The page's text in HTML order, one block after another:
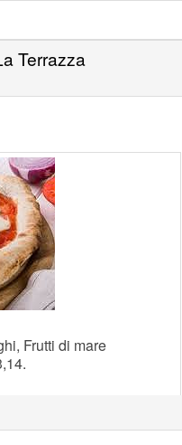
Terrazza
Frutti di mare